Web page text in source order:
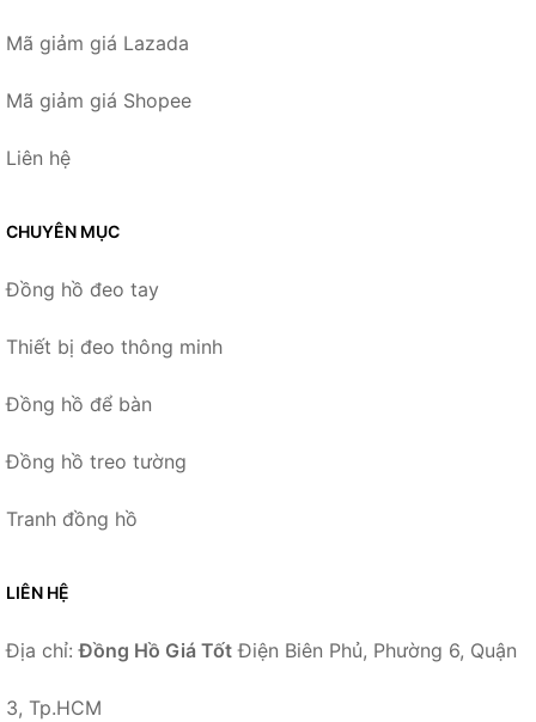
Mã giảm giá Lazada
Mã giảm giá Shopee
Liên hệ
CHUYÊN MỤC
Đồng hồ đeo tay
Thiết bị đeo thông minh
Đồng hồ để bàn
Đồng hồ treo tường
Tranh đồng hồ
LIÊN HỆ
Địa chỉ:Đồng Hồ Giá Tốt Điện Biên Phủ, Phường 6, Quận
3, Tp.HCM